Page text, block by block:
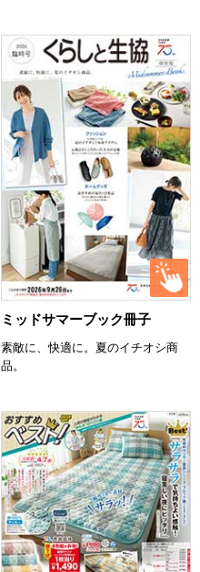
ミッドサマーブック冊子
素敵に、快適に。夏のイチオシ商
品。